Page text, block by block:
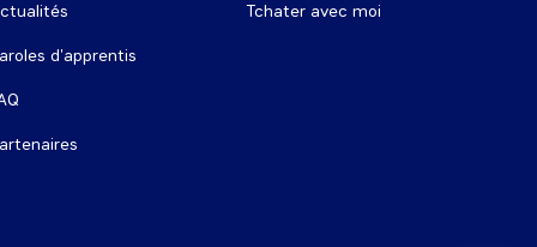
d'apprentis
Tchater avec moi